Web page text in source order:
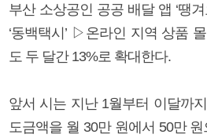
부산 소상공인 공공 배달 앱 ‘땡
‘동백택시’ ▷온라인 지역 상품
도 두 달간 13%로 확대한다.
앞서 시는 지난 1월부터 이달까
도금액을 월 30만 원에서 50만